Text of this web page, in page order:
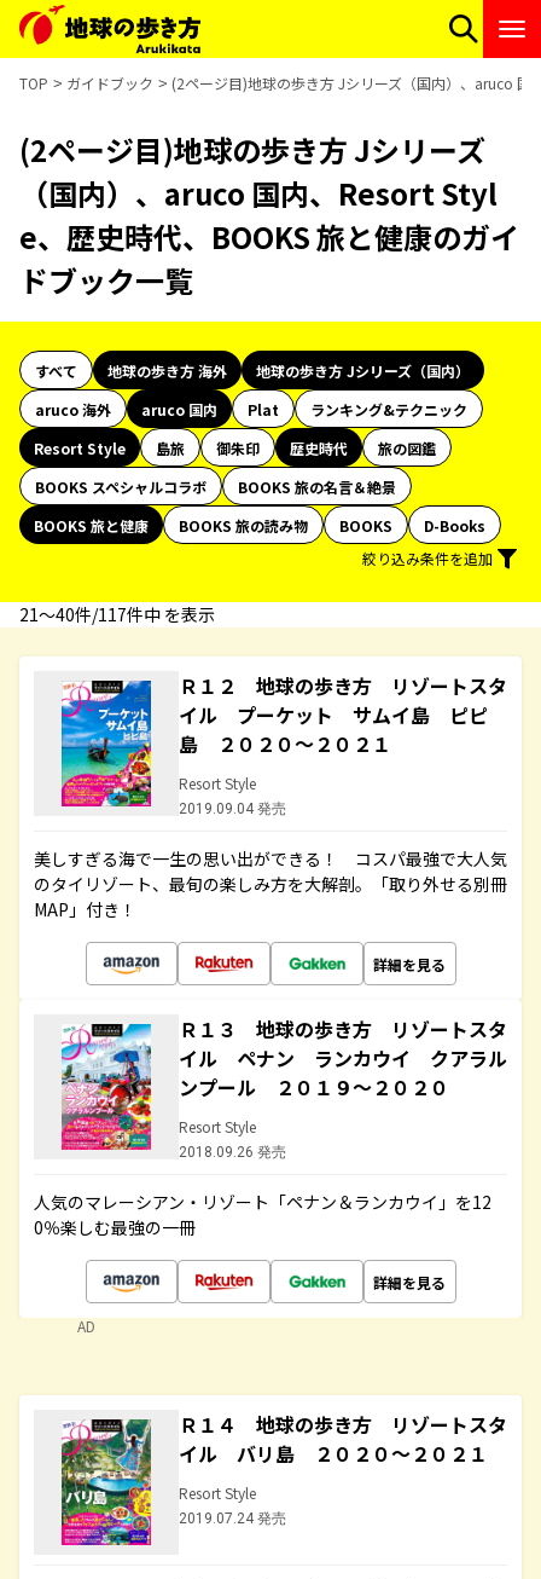
TOP ガイドブック (2ページ目)地球の歩き方 Jシリーズ（国内）、aruco
(2ページ目)地球の歩き方 Jシリーズ
（国内）、aruco 国内、Resort Styl
e、歴史時代、BOOKS 旅と健康のガイ
ドブック一覧
すべて 地球の歩き方 海外
地球の歩き方 Jシリーズ（国内）
aruco 海外
aruco 国内 Plat
ランキング&テクニック
Resort Style
島旅 御朱印 歴史時代
旅の図鑑
BOOKS スペシャルコラボ
BOOKS 旅の名言＆絶景
BOOKS 旅と健康
BOOKS 旅の読み物 BOOKS
D-Books
絞り込み条件を追加
21〜40件/117件中 を表示
Ｒ１２ 地球の歩き方 リゾートスタ
イル プーケット サムイ島 ピピ
島 ２０２０～２０２１
Resort Style
2019.09.04 発売
美しすぎる海で一生の思い出ができる！ コスパ最強で大人気
のタイリゾート、最旬の楽しみ方を大解剖。「取り外せる別冊
MAP」付き！
詳細を見る
Ｒ１３ 地球の歩き方 リゾートスタ
イル ペナン ランカウイ クアラル
ンプール ２０１９～２０２０
Resort Style
2018.09.26 発売
人気のマレーシアン・リゾート「ペナン＆ランカウイ」を12
0％楽しむ最強の一冊
詳細を見る
AD
Ｒ１４ 地球の歩き方 リゾートスタ
イル バリ島 ２０２０～２０２１
Resort Style
2019.07.24 発売